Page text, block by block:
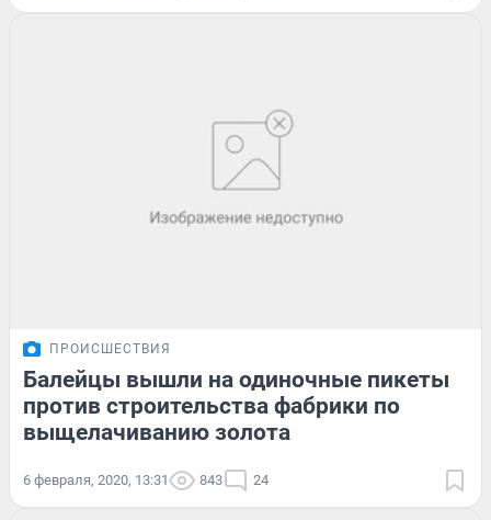
ПРОИСШЕСТВИЯ
Балейцы вышли на одиночные пикеты
против строительства фабрики по
выщелачиванию золота
6 февраля, 2020, 13:31 843 24